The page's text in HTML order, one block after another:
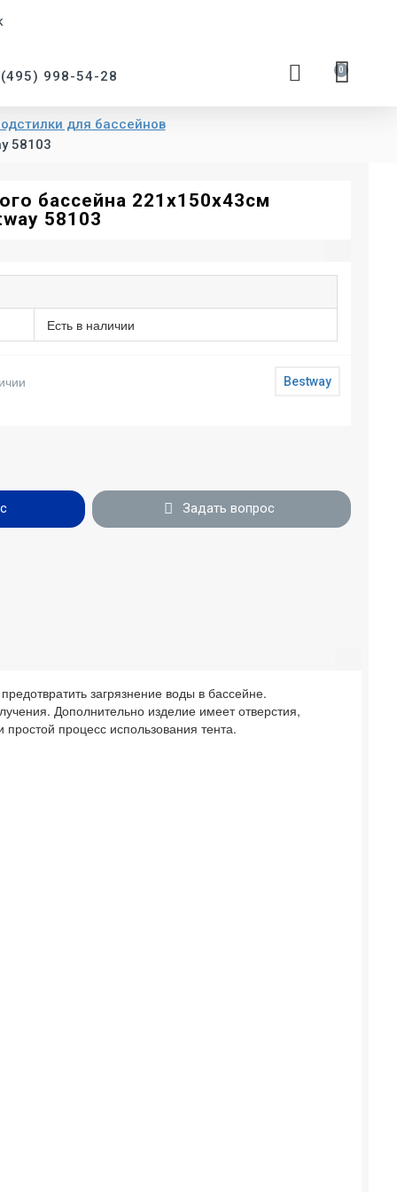
998-54-28 0
для бассейнов
58103
бассейна 221х150х43см
58103
Bestway
Задать вопрос
Есть в наличии
загрязнение воды в бассейне.
Дополнительно изделие имеет отверстия,
процесс использования тента.